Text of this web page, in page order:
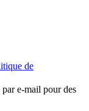
de
e-mail pour des